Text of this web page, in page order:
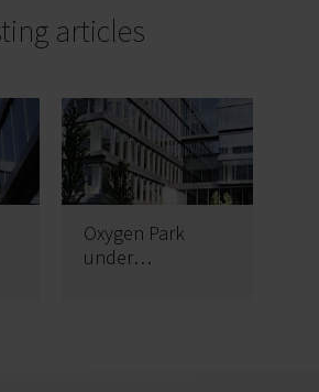
articles
Oxygen Park
under